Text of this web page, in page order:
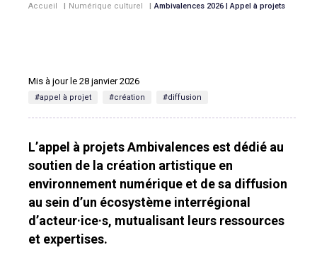
Accueil | Numérique culturel | Ambivalences 2026 | Appel à projets
Mis à jour le 28 janvier 2026
#appel à projet #création #diffusion
L’appel à projets Ambivalences est dédié au
soutien de la création artistique en
environnement numérique et de sa diffusion
au sein d’un écosystème interrégional
d’acteur·ice·s, mutualisant leurs ressources
et expertises.